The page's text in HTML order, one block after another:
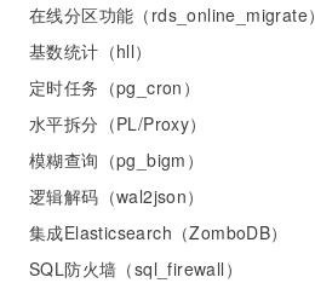
在线分区功能（rds_online_migrate）
基数统计（hll）
定时任务（pg_cron）
水平拆分（PL/Proxy）
模糊查询（pg_bigm）
逻辑解码（wal2json）
集成Elasticsearch（ZomboDB）
SQL防火墙（sql_firewall）
Serverless
迁移与运维管理
专有云